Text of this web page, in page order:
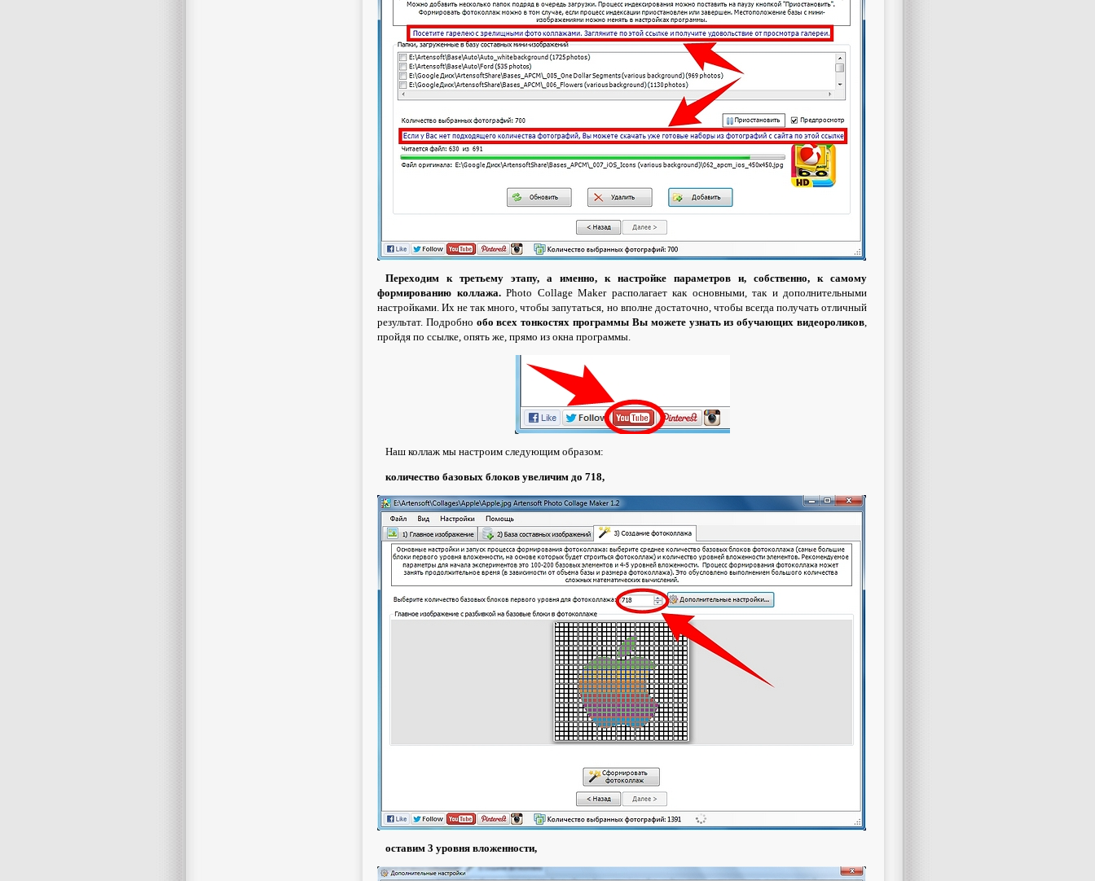
Переходим к третьему этапу, а именно, к настройке параметров и, собственно, к самому
формированию коллажа.Photo Collage Maker располагает как основными, так и дополнительными
настройками. Их не так много, чтобы запутаться, но вполне достаточно, чтобы всегда получать отличный
результат. Подробно обо всех тонкостях программы Вы можете узнать из обучающих видеороликов,
пройдя по ссылке, опять же, прямо из окна программы.
Наш коллаж мы настроим следующим образом:
количество базовых блоков увеличим до 718,
оставим 3 уровня вложенности,